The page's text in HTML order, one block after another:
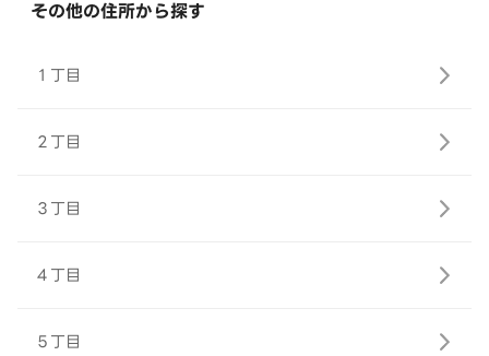
その他の住所から探す
１丁目
２丁目
３丁目
４丁目
５丁目